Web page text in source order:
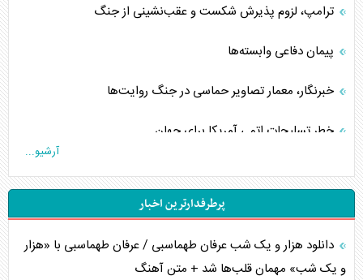
ترامپ، لزوم پذیرش شکست و عقب‌نشینی از جنگ
پیمان دفاعی‌ وابسته‌ها
خبرنگار، معمار تصاویر حماسی در جنگ روایت‌ها
خطر تسلیحات اتمی آمریکا برای جهان
جاده ابریشم فضایی/ نفوذ راهبردی و فرازمینی چین
انصارالله و تثبیت معادله «محاصره برابر محاصره»
آرشیو...
پرطرفدارترین اخبار
دانلود هزار و یک شب عرفان طهماسبی / عرفان طهماسبی با «هزار
و یک شب» مهمان قلب‌ها شد + متن آهنگ